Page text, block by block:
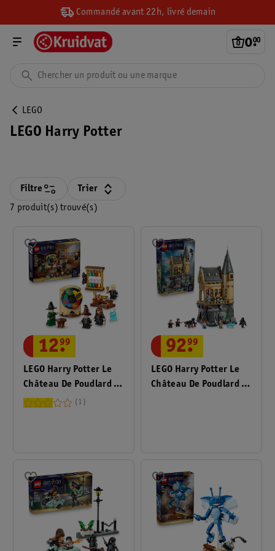
Commandé avant 22h, livré demain
0.
00
LEGO
LEGO Harry Potter
7 produit(s) trouvé(s)
Filtre Trier
LEGO Harry Potter Le
Château De Poudlard :
La Cérémonie Du
12.
99
1
LEGO Harry Potter Le
Château De Poudlard :
92.
99